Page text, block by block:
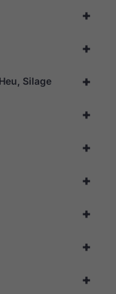
+
+
+
Silage
+
+
+
+
+
+